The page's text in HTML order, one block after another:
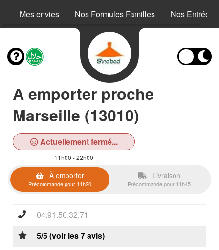
Mes envies Nos Formules Familles Nos Entrées
A emporter proche
Marseille (13010)
Actuellement fermé...
11h00 - 22h00
À emporter
Précommande pour 11h20
Livraison
Précommande pour 11h45
04.91.50.32.71
5/5 (voir les 7 avis)